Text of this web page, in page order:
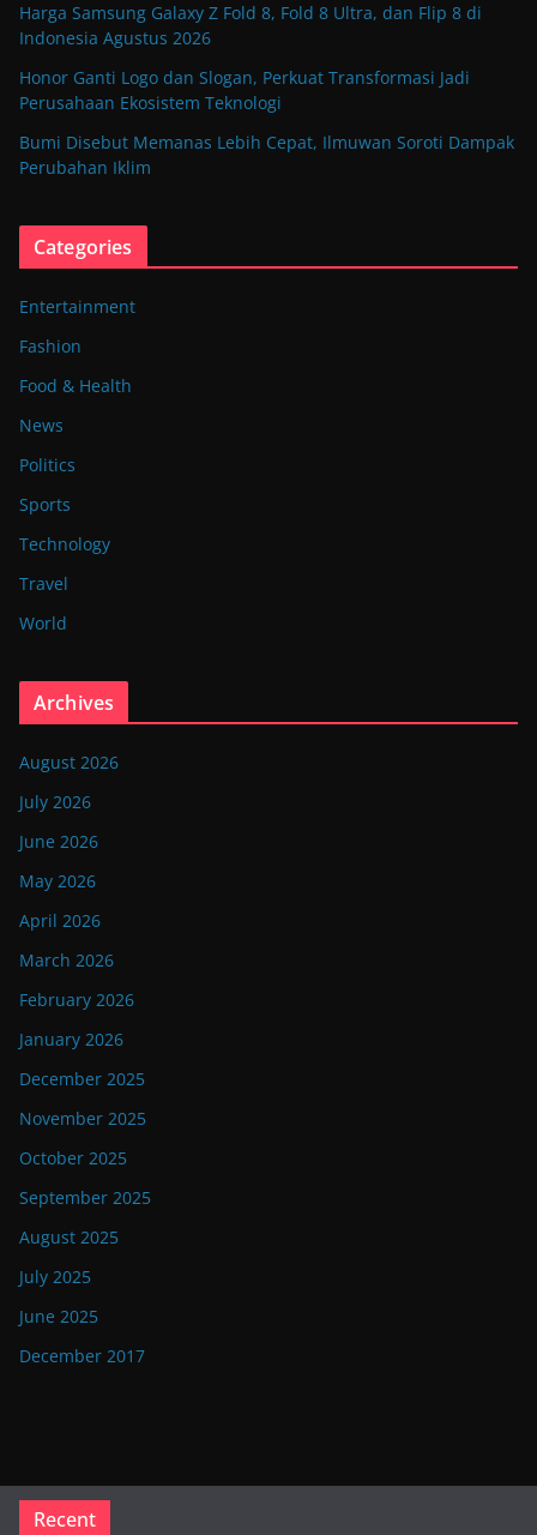
Harga Samsung Galaxy Z Fold 8, Fold 8 Ultra, dan Flip 8 di
Indonesia Agustus 2026
Honor Ganti Logo dan Slogan, Perkuat Transformasi Jadi
Perusahaan Ekosistem Teknologi
Bumi Disebut Memanas Lebih Cepat, Ilmuwan Soroti Dampak
Perubahan Iklim
Categories
Entertainment
Fashion
Food & Health
News
Politics
Sports
Technology
Travel
World
Archives
August 2026
July 2026
June 2026
May 2026
April 2026
March 2026
February 2026
January 2026
December 2025
November 2025
October 2025
September 2025
August 2025
July 2025
June 2025
December 2017
Recent